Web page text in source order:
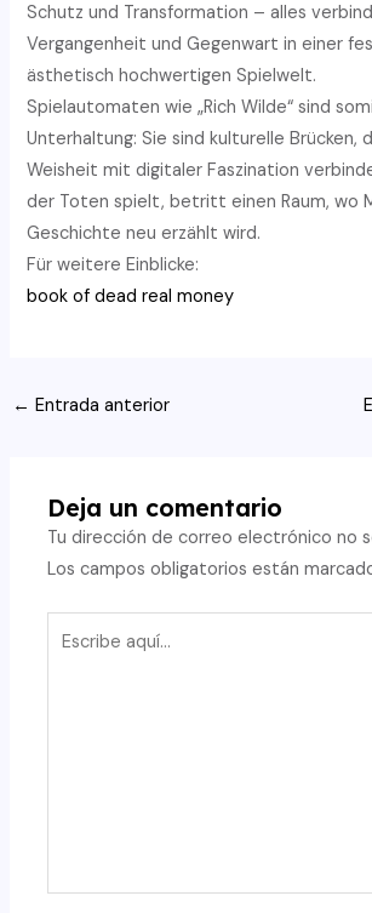
Schutz und Transformation – alles
Vergangenheit und Gegenwart in einer
ästhetisch hochwertigen Spielwelt.
Spielautomaten wie „Rich Wilde“ sind
Unterhaltung: Sie sind kulturelle Brücken,
Weisheit mit digitaler Faszination
der Toten spielt, betritt einen Raum, wo
Geschichte neu erzählt wird.
Für weitere Einblicke:
book of dead real money
Navegación
← Entrada anterior
Deja un comentario
Tu dirección de correo electrónico no
Los campos obligatorios están